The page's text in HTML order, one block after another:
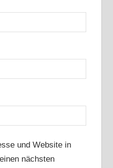
und Website in
nächsten